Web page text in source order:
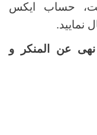
حساب ایکس
نمایید.
عن المنکر و